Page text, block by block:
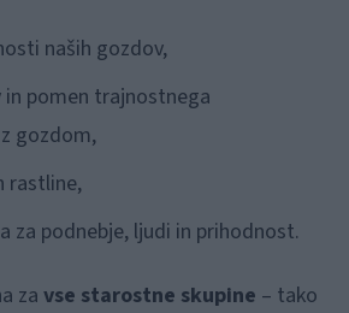
naših gozdov,
pomen trajnostnega
gozdom,
rastline,
za podnebje, ljudi in prihodnost.
zavse starostne skupine – tako